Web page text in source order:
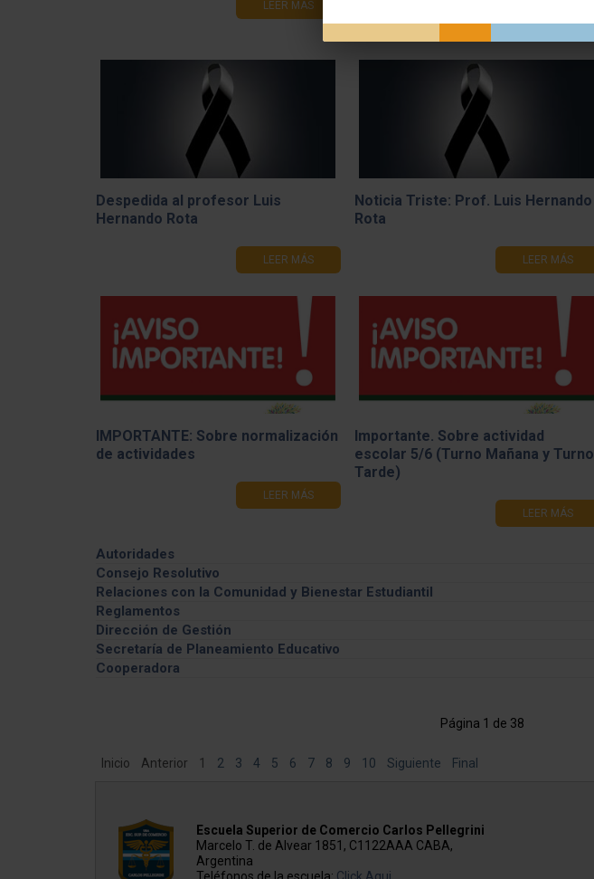
LEER MÁS
LEER MÁS
Despedida al profesor Luis
Hernando Rota
LEER MÁS
Noticia Triste: Prof. Luis Hernando
Rota
LEER MÁS
IMPORTANTE: Sobre normalización
de actividades
LEER MÁS
Importante. Sobre actividad
escolar 5/6 (Turno Mañana y Turno
Tarde)
LEER MÁS
Autoridades
Consejo Resolutivo
Información General
Integrantes
Comisiones
Cronograma de Sesiones
Ordenes del día
Elecciones Claustro Docente
Relaciones con la Comunidad y Bienestar Estudiantil
Feria de las carreras
Campeonatos de Fútbol
Noche de los Museos
Becas Ricardo Rojas
Reglamentos
Dirección de Gestión
Concursos no Docentes
Secretaría de Planeamiento Educativo
Cooperadora
Página 1 de 38
Inicio Anterior 1 2 3 4 5 6 7 8 9 10 Siguiente Final
Escuela Superior de Comercio Carlos Pellegrini
Marcelo T. de Alvear 1851, C1122AAA CABA,
Argentina